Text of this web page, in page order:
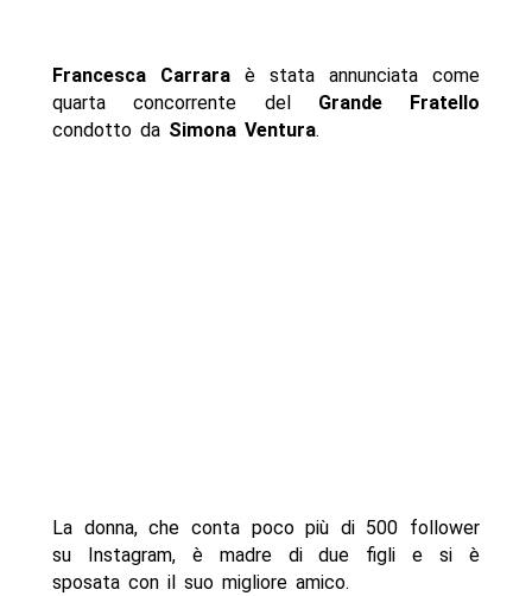
Francesca Carraraè stata annunciata come
quarta concorrente del Grande Fratello
condotto da Simona Ventura.
La donna, che conta poco più di 500 follower
su Instagram, è madre di due figli e si è
sposata con il suo migliore amico.